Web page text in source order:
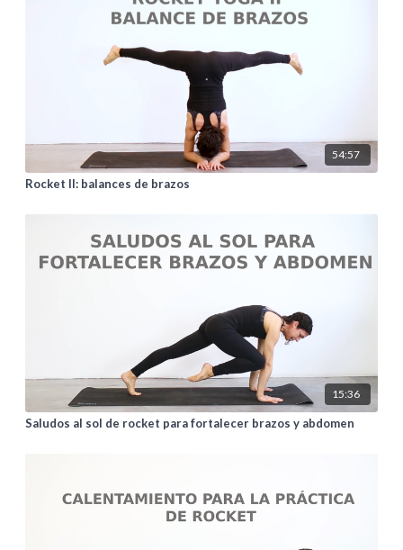
54:57
Rocket II: balances de brazos
15:36
Saludos al sol de rocket para fortalecer brazos y abdomen